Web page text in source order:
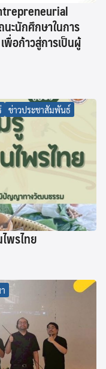
ะนักศึกษาในการ
อก้าวสู่การเป็นผู้
ข่าวประชาสัมพันธ์
พรไทย